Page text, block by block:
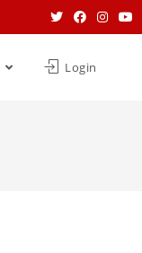
Login